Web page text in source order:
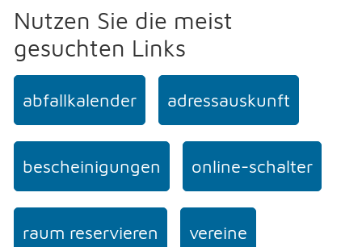
Nutzen Sie die meist
gesuchten Links
abfallkalender adressauskunft
bescheinigungen online-schalter
raum reservieren vereine